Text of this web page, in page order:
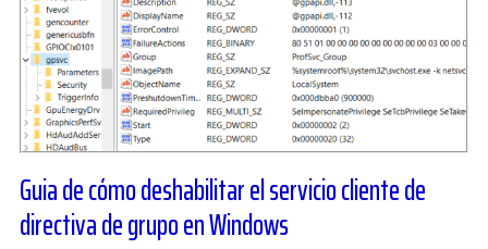
Guia de cómo deshabilitar el servicio cliente de
directiva de grupo en Windows